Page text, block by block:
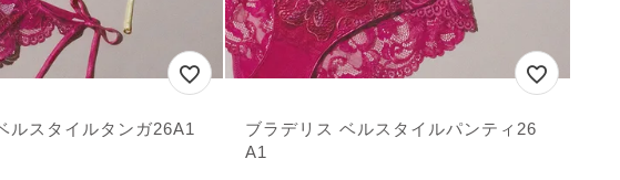
ルスタイルタンガ26A1
ブラデリス ベルスタイルパンティ26
A1